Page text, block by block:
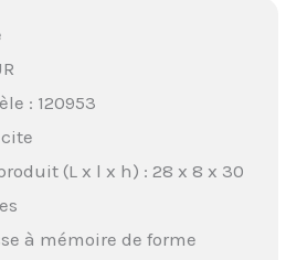
: 120953
(L x l x h) : 28 x 8 x 30
à mémoire de forme